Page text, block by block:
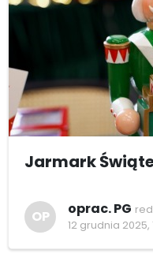
Jarmark
OP oprac. PG
12 grudnia 2025,